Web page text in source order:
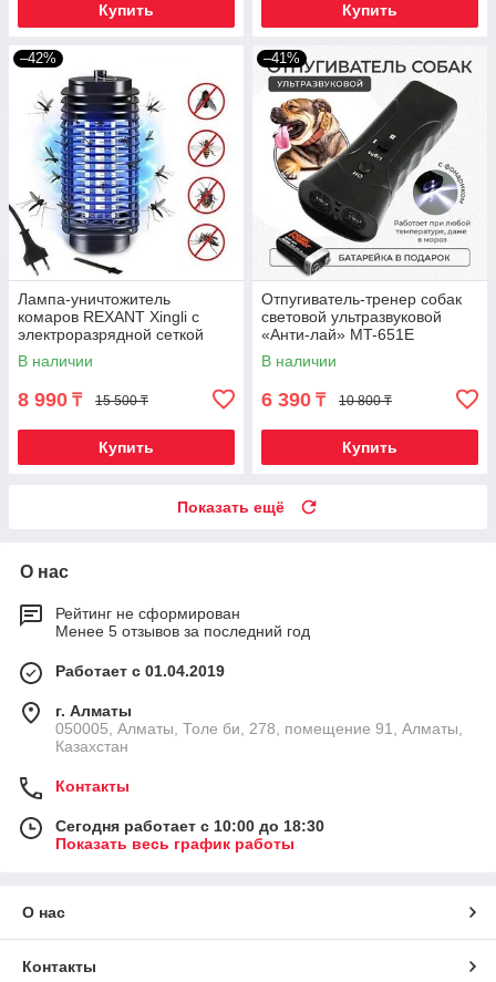
Купить Купить
–42%
Лампа-уничтожитель
комаров REXANT Xingli с
электроразрядной сеткой
В наличии
8 990 ₸ 15 500 ₸
Купить
–41%
Отпугиватель-тренер собак
световой ультразвуковой
«Анти-лай» MT-651E
В наличии
6 390 ₸ 10 800 ₸
Купить
Показать ещё
О нас
Рейтинг не сформирован
Менее 5 отзывов за последний год
Работает с 01.04.2019
г. Алматы
050005, Алматы, Толе би, 278, помещение 91, Алматы,
Казахстан
Контакты
Сегодня работает с 10:00 до 18:30
Показать весь график работы
О нас
Контакты